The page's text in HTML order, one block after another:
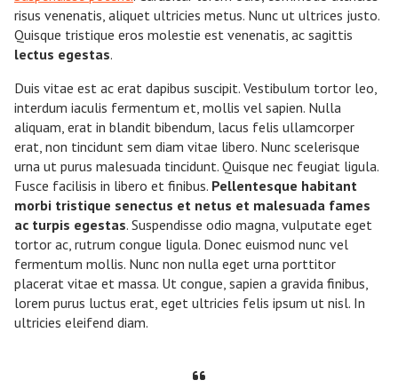
risus venenatis, aliquet ultricies metus. Nunc ut ultrices justo.
Quisque tristique eros molestie est venenatis, ac sagittis
lectus egestas.
Duis vitae est ac erat dapibus suscipit. Vestibulum tortor leo,
interdum iaculis fermentum et, mollis vel sapien. Nulla
aliquam, erat in blandit bibendum, lacus felis ullamcorper
erat, non tincidunt sem diam vitae libero. Nunc scelerisque
urna ut purus malesuada tincidunt. Quisque nec feugiat ligula.
Fusce facilisis in libero et finibus. Pellentesque habitant
morbi tristique senectus et netus et malesuada fames
ac turpis egestas. Suspendisse odio magna, vulputate eget
tortor ac, rutrum congue ligula. Donec euismod nunc vel
fermentum mollis. Nunc non nulla eget urna porttitor
placerat vitae et massa. Ut congue, sapien a gravida finibus,
lorem purus luctus erat, eget ultricies felis ipsum ut nisl. In
ultricies eleifend diam.